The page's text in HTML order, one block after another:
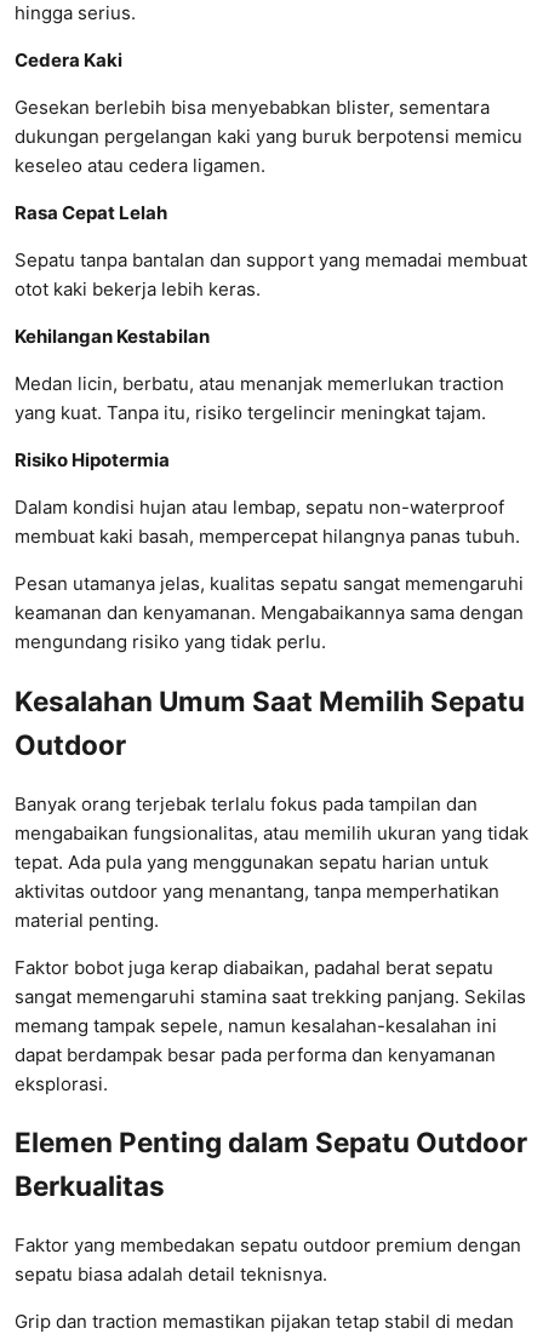
hingga serius.
Cedera Kaki
Gesekan berlebih bisa menyebabkan blister, sementara
dukungan pergelangan kaki yang buruk berpotensi memicu
keseleo atau cedera ligamen.
Rasa Cepat Lelah
Sepatu tanpa bantalan dan support yang memadai membuat
otot kaki bekerja lebih keras.
Kehilangan Kestabilan
Medan licin, berbatu, atau menanjak memerlukan traction
yang kuat. Tanpa itu, risiko tergelincir meningkat tajam.
Risiko Hipotermia
Dalam kondisi hujan atau lembap, sepatu non-waterproof
membuat kaki basah, mempercepat hilangnya panas tubuh.
Pesan utamanya jelas, kualitas sepatu sangat memengaruhi
keamanan dan kenyamanan. Mengabaikannya sama dengan
mengundang risiko yang tidak perlu.
Kesalahan Umum Saat Memilih Sepatu
Outdoor
Banyak orang terjebak terlalu fokus pada tampilan dan
mengabaikan fungsionalitas, atau memilih ukuran yang tidak
tepat. Ada pula yang menggunakan sepatu harian untuk
aktivitas outdoor yang menantang, tanpa memperhatikan
material penting.
Faktor bobot juga kerap diabaikan, padahal berat sepatu
sangat memengaruhi stamina saat trekking panjang. Sekilas
memang tampak sepele, namun kesalahan-kesalahan ini
dapat berdampak besar pada performa dan kenyamanan
eksplorasi.
Elemen Penting dalam Sepatu Outdoor
Berkualitas
Faktor yang membedakan sepatu outdoor premium dengan
sepatu biasa adalah detail teknisnya.
Grip dan traction memastikan pijakan tetap stabil di medan